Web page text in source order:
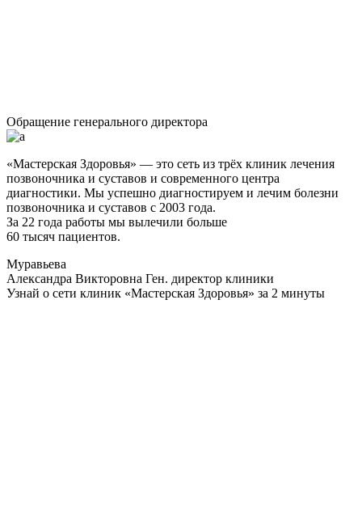
Обращение генерального директора
«Мастерская Здоровья» — это сеть из трёх клиник лечения
позвоночника и суставов и современного центра
диагностики. Мы успешно диагностируем и лечим болезни
позвоночника и суставов с 2003 года.
За 22 года работы мы вылечили больше
60 тысяч пациентов.
Муравьева
Александра Викторовна Ген. директор клиники
Узнай о сети клиник «Мастерская Здоровья» за 2 минуты